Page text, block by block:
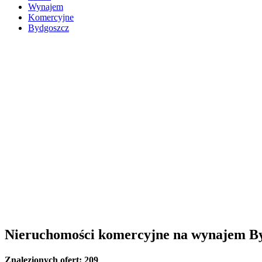
Wynajem
Komercyjne
Bydgoszcz
Nieruchomości komercyjne na wynajem
Znalezionych ofert: 209